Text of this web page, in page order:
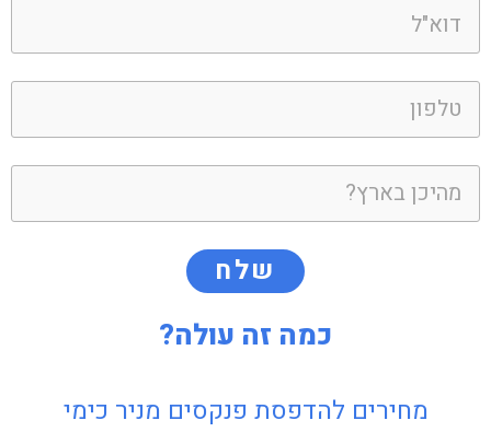
שלח
כמה זה עולה?
מחירים להדפסת פנקסים מניר כימי